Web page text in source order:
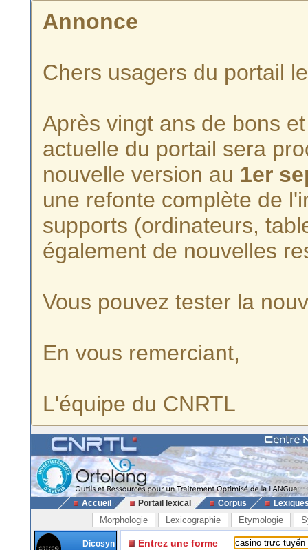
Annonce
Chers usagers du portail
Après vingt ans de bons
actuelle du portail sera
nouvelle version au 1er
une refonte complète de
supports (ordinateurs,
également de nouvelles
Vous pouvez tester la
En vous remerciant,
L'équipe du CNRTL
Accueil Portail lexical Corpus
Morphologie Lexicographie Etymologie
Dicosyn
Entrez une forme